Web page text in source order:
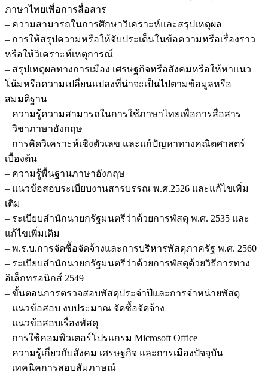
ภาษาไทยเพื่อการสื่อสาร
– ความสามารถในการศึกษาวิเคราะห์และสรุปเหตุผล
– การให้สรุปความหรือให้จับประเด็นในข้อความหรือเรื่องราว
หรือให้วิเคราะห์เหตุการณ์
– สรุปเหตุผลทางการเมือง เศรษฐกิจหรือสังคมหรือให้หาแนว
โน้มหรือความเปลี่ยนแปลงที่น่าจะเป็นไปตามข้อมูลหรือ
สมมติฐาน
– ความรู้ความสามารถในการใช้ภาษาไทยเพื่อการสื่อสาร
– วิชาภาษาอังกฤษ
– การคิดวิเคราะห์เชิงตัวเลข และแก้ปัญหาทางคณิตศาสตร์
เบื้องต้น
– ความรู้พื้นฐานภาษาอังกฤษ
– แนวข้อสอบระเบียบงานสารบรรณ พ.ศ.2526 และแก้ไขเพิ่ม
เติม
– ระเบียบสำนักนายกรัฐมนตรีว่าด้วยการพัสดุ พ.ศ. 2535 และ
แก้ไขเพิ่มเติม
– พ.ร.บ.การจัดซื้อจัดจ้างและการบริหารพัสดุภาครัฐ พ.ศ. 2560
– ระเบียบสำนักนายกรัฐมนตรีว่าด้วยการพัสดุด้วยวิธีการทาง
อิเล็กทรอนิกส์ 2549
– ขั้นตอนการตรวจสอบพัสดุประจำปีและการจำหน่ายพัสดุ
– แนวข้อสอบ งบประมาณ จัดซื้อจัดจ้าง
– แนวข้อสอบเรื่องพัสดุ
– การใช้คอมพิวเตอร์โปรแกรม Microsoft Office
– ความรู้เกี่ยวกับสังคม เศรษฐกิจ และการเมืองปัจจุบัน
– เทคนิคการสอบสัมภาษณ์